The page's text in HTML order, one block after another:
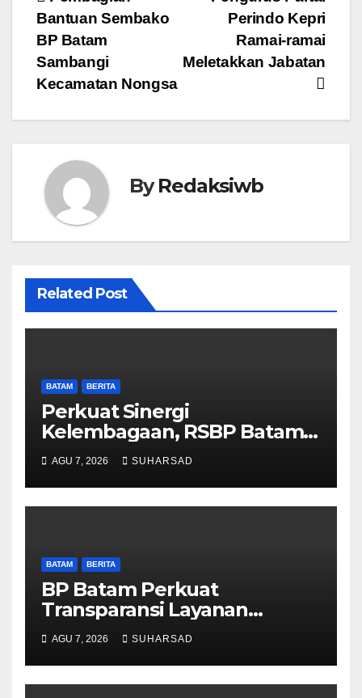
pos
Perindo Kepri
Ramai-ramai
Meletakkan Jabatan
Bantuan Sembako
BP Batam
Sambangi
Kecamatan Nongsa
ByRedaksiwb
Related Post
BATAM BERITA
Perkuat Sinergi
Kelembagaan, RSBP Batam
dan BPOM Pastikan
Pelayanan dan Ketersediaan
Obat Aman
AGU 7, 2026 SUHARSAD
BATAM BERITA
BP Batam Perkuat
Transparansi Layanan
Pertanahan, Alokasi Tanah
Reguler Segera Hadir Melalui
LMS
AGU 7, 2026 SUHARSAD